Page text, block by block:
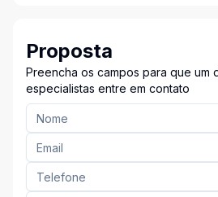
Proposta
Preencha os campos para que um
especialistas entre em contato